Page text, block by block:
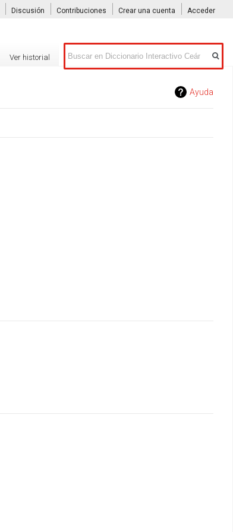
Ayuda
Discusión Contribuciones Crear una cuenta Acceder
Ver historial
Buscar